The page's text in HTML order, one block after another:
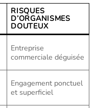
RISQUES
D’ORGANISMES
DOUTEUX
Entreprise
commerciale déguisée
Engagement ponctuel
et superficiel